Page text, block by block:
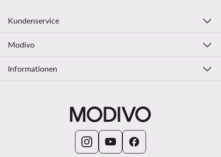
Kundenservice
Modivo
Informationen